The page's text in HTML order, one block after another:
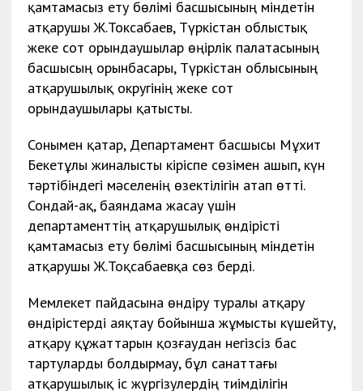
қамтамасыз ету бөлімі басшысының міндетін
атқарушы Ж.Токсабаев, Түркістан облыстық
жеке сот орындаушылар өңірлік палатасының
басшысың орынбасары, Түркістан облысының
атқарушылық округінің жеке сот
орындаушылары қатысты.
Сонымен қатар, Департамент басшысы Мұхит
Бекетұлы жиналысты кіріспе сөзімен ашып, күн
тәртібіндегі мәселенің өзектілігін атап өтті.
Сондай-ақ, баяндама жасау үшін
департаменттің атқарушылық өндірісті
қамтамасыз ету бөлімі басшысының міндетін
атқарушы Ж.Тоқсабаевқа сөз берді.
Мемлекет пайдасына өндіру туралы атқару
өндірістерді аяқтау бойынша жұмысты күшейту,
атқару құжаттарын қозғаудан негізсіз бас
тартуларды болдырмау, бұл санаттағы
атқарушылық іс жүргізулердің тиімділігін